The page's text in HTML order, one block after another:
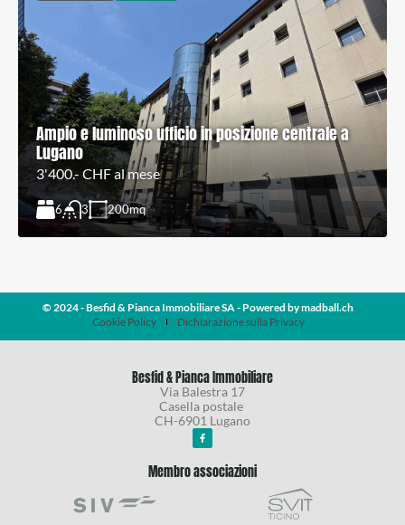
Ampio e luminoso ufficio in posizione centrale a
Lugano
3'400.- CHF al mese
6 3 200mq
© 2024 - Besfid & Pianca Immobiliare SA - Powered bymadball.ch
Cookie Policy
Dichiarazione sulla Privacy
Besfid & Pianca Immobiliare
Via Balestra 17
Casella postale
CH-6901 Lugano
Membro associazioni